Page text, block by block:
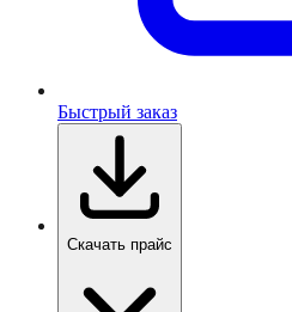
Быстрый заказ
Скачать прайс